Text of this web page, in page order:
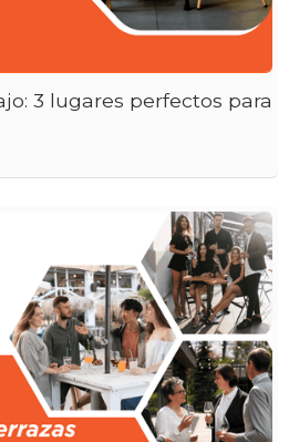
3 lugares perfectos para